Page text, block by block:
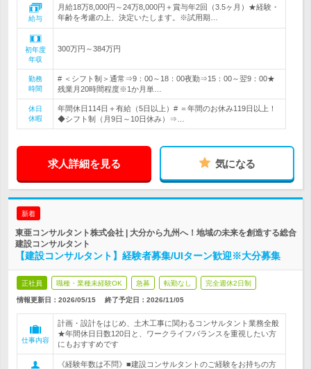
給与
月給18万8,000円～24万8,000円＋賞与年2回（3.5ヶ月）★経験・
年齢を考慮の上、決定いたします。※試用期…
初年度
年収
300万円～384万円
勤務
時間
# ＜シフト制＞通常⇒9：00～18：00夜勤⇒15：00～翌9：00★
残業月20時間程度※1か月単…
休日
休暇
年間休日114日＋有給（5日以上）# ＝年間のお休み119日以上！
◆シフト制（月9日～10日休み）⇒…
求人詳細を見る 気になる
新着
東亜コンサルタント株式会社 | 大分から九州へ！地域の未来を創造する総合
建設コンサルタント
【建設コンサルタント】経験者募集/UIターン歓迎※大分募集
正社員 職種・業種未経験OK 急募 転勤なし 完全週休2日制
情報更新日：2026/05/15 終了予定日： 2026/11/05
仕事内容
計画・設計をはじめ、土木工事に関わるコンサルタント業務全般
★年間休日日数120日と、ワークライフバランスを重視したい方
にもおすすめです
《経験年数は不問》■建設コンサルタントのご経験をお持ちの方